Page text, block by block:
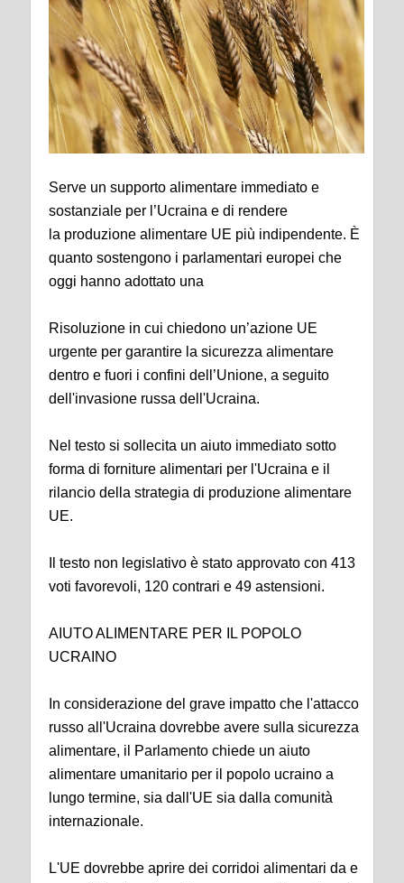
Serve un supporto alimentare immediato e
sostanziale per l’Ucraina e di rendere
la produzione alimentare UE più indipendente. È
quanto sostengono i parlamentari europei che
oggi hanno adottato una
Risoluzione in cui chiedono un’azione UE
urgente per garantire la sicurezza alimentare
dentro e fuori i confini dell’Unione, a seguito
dell'invasione russa dell'Ucraina.
Nel testo si sollecita un aiuto immediato sotto
forma di forniture alimentari per l'Ucraina e il
rilancio della strategia di produzione alimentare
UE.
Il testo non legislativo è stato approvato con 413
voti favorevoli, 120 contrari e 49 astensioni.
AIUTO ALIMENTARE PER IL POPOLO
UCRAINO
In considerazione del grave impatto che l'attacco
russo all'Ucraina dovrebbe avere sulla sicurezza
alimentare, il Parlamento chiede un aiuto
alimentare umanitario per il popolo ucraino a
lungo termine, sia dall'UE sia dalla comunità
internazionale.
L'UE dovrebbe aprire dei corridoi alimentari da e